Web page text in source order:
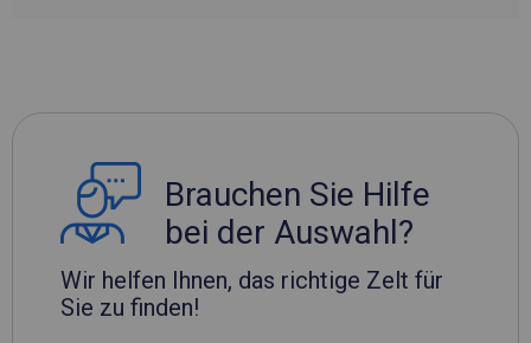
Brauchen Sie Hilfe
bei der Auswahl?
Wir helfen Ihnen, das richtige Zelt für
Sie zu finden!